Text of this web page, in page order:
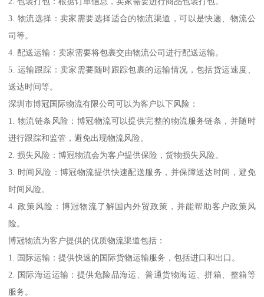
3. 物流选择：卖家需要选择适合的物流渠道，可以是快递、物流公
司等。
4. 配送运输：卖家需要将包裹交由物流公司进行配送运输。
5. 运输跟踪：卖家需要随时跟踪包裹的运输情况，包括货运速度、
送达时间等。
深圳市博冠国际物流有限公司可以为客户以下风险：
1. 物流链条风险：博冠物流可以提供完整的物流服务链条，并随时
进行跟踪和监管，避免出现物流风险。
2. 损失风险：博冠物流会为客户提供保险，货物损失风险。
3. 时间风险：博冠物流提供快速配送服务，并保障送达时间，避免
时间风险。
4. 政策风险：博冠物流了解国内外贸政策，并能帮助客户政策风
险。
博冠物流为客户提供的优质物流渠道包括：
1. 国际运输：提供快速的国际货物运输服务，包括进口和出口。
2. 国际海运运输：提供危险品海运、普通货物海运、拼箱、整箱等
服务。